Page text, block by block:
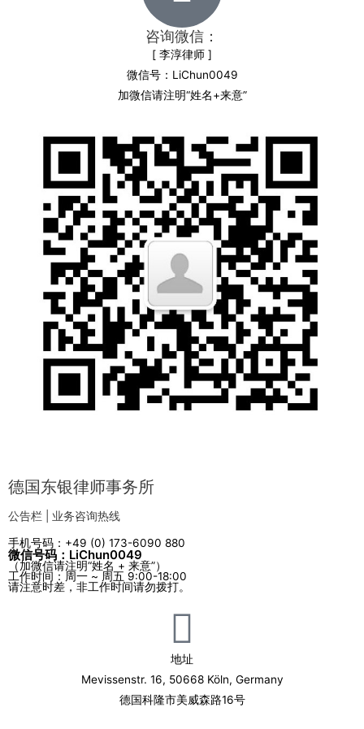
咨询微信：
[ 李淳律师 ]
微信号：LiChun0049
加微信请注明“姓名+来意”
德国东银律师事务所
公告栏 | 业务咨询热线
手机号码：+49 (0) 173-6090 880
微信号码：LiChun0049
（加微信请注明“姓名 + 来意”）
工作时间：周一 ~ 周五 9:00-18:00
请注意时差，非工作时间请勿拨打。
地址
Mevissenstr. 16, 50668 Köln, Germany
德国科隆市美威森路16号